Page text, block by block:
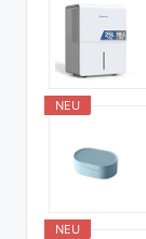
NEU
NEU